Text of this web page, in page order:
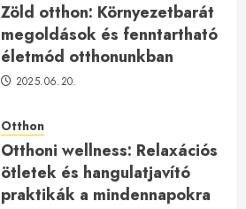
Zöld otthon: Környezetbarát
megoldások és fenntartható
életmód otthonunkban
2025.06.20.
Otthon
Otthoni wellness: Relaxációs
ötletek és hangulatjavító
praktikák a mindennapokra